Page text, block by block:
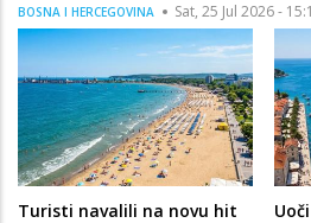
BOSNA I HERCEGOVINA Sat, 25 Jul 2026 -
Turisti navalili na novu hit